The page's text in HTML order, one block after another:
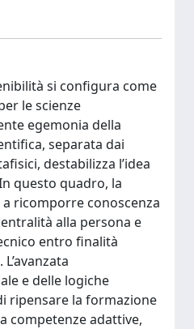
si configura come
le scienze
egemonia della
separata dai
destabilizza l’idea
questo quadro, la
ricomporre conoscenza
alla persona e
entro finalità
e delle logiche
ripensare la formazione
competenze adattive,